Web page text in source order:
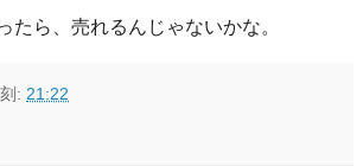
たら、売れるんじゃないかな。
: 21:22